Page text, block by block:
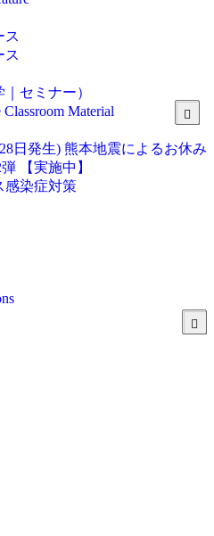
ス
ス
セミナー）
Material
日発生) 熊本地震によるお休み
【実施中】
感染症対策